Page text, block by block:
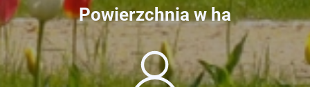
Powierzchnia w ha